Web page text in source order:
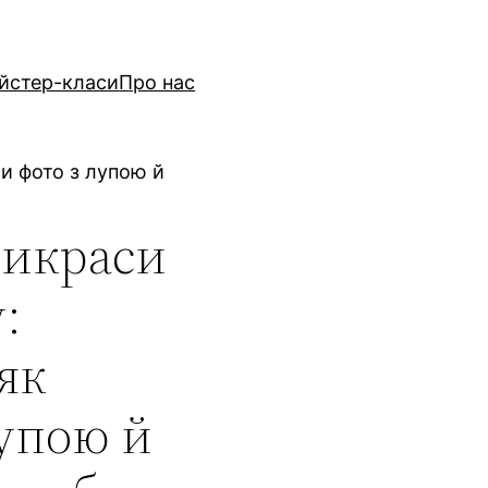
класиПро нас
фото з лупою й
й